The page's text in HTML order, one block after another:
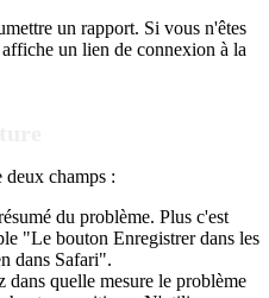
un rapport. Si vous n'êtes
un lien de connexion à la
deux champs :
du problème. Plus c'est
"Le bouton Enregistrer dans les
dans Safari".
quelle mesure le problème